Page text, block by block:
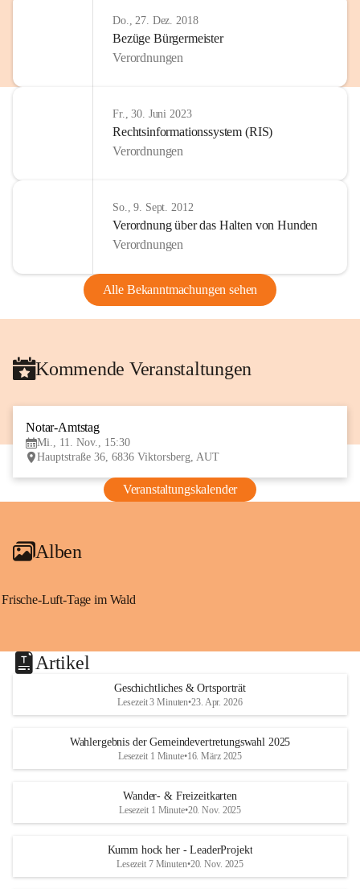
Do., 27. Dez. 2018
Bezüge Bürgermeister
Verordnungen
Fr., 30. Juni 2023
Rechtsinformationssystem (RIS)
Verordnungen
So., 9. Sept. 2012
Verordnung über das Halten von Hunden
Verordnungen
Alle Bekanntmachungen sehen
Kommende Veranstaltungen
Notar-Amtstag
Mi., 11. Nov., 15:30
Hauptstraße 36, 6836 Viktorsberg, AUT
Veranstaltungskalender
Alben
Frische-Luft-Tage im Wald
Artikel
Geschichtliches & Ortsporträt
Lesezeit 3 Minuten•23. Apr. 2026
Wahlergebnis der Gemeindevertretungswahl 2025
Lesezeit 1 Minute•16. März 2025
Wander- & Freizeitkarten
Lesezeit 1 Minute•20. Nov. 2025
Kumm hock her - LeaderProjekt
Lesezeit 7 Minuten•20. Nov. 2025